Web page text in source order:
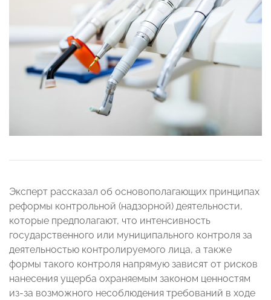
Эксперт рассказал об основополагающих принципах
реформы контрольной (надзорной) деятельности,
которые предполагают, что интенсивность
государственного или муниципального контроля за
деятельностью контролируемого лица, а также
формы такого контроля напрямую зависят от рисков
нанесения ущерба охраняемым законом ценностям
из-за возможного несоблюдения требований в ходе